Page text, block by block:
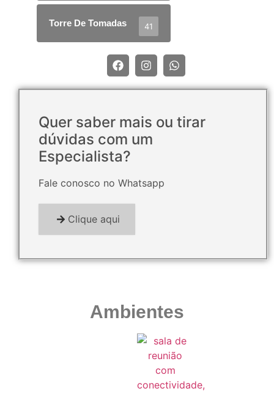
Torre De Tomadas 41
Quer saber mais ou tirar
dúvidas com um
Especialista?
Fale conosco no Whatsapp
Clique aqui
Ambientes